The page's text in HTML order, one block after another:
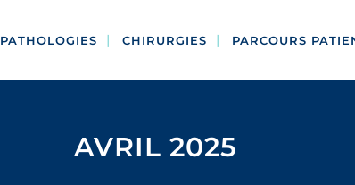
PATHOLOGIES CHIRURGIES PARCOURS
AVRIL 2025